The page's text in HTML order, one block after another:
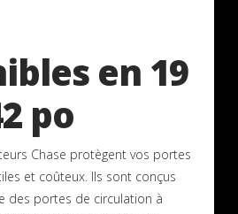
en 19
po
Chase protègent vos portes
et coûteux. Ils sont conçus
des portes de circulation à